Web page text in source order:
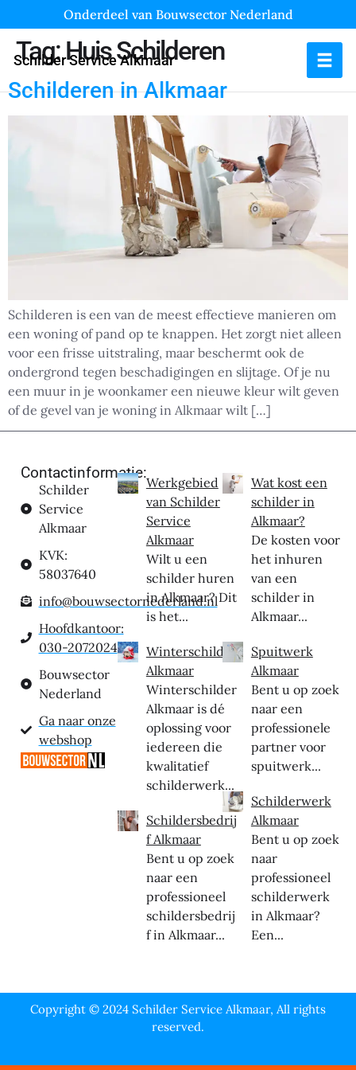
Onderdeel van Bouwsector Nederland
Schilder Service Alkmaar
Tag:Huis Schilderen
Schilderen in Alkmaar
Schilderen is een van de meest effectieve manieren om
een woning of pand op te knappen. Het zorgt niet alleen
voor een frisse uitstraling, maar beschermt ook de
ondergrond tegen beschadigingen en slijtage. Of je nu
een muur in je woonkamer een nieuwe kleur wilt geven
of de gevel van je woning in Alkmaar wilt […]
Contactinformatie:
Schilder
Service
Alkmaar
KVK:
58037640
info@bouwsectornederland.nl
Hoofdkantoor:
030-2072024
Bouwsector
Nederland
Ga naar onze
webshop
Werkgebied
van Schilder
Service
Alkmaar
Wilt u een
schilder huren
in Alkmaar? Dit
is het...
Winterschilder
Alkmaar
Winterschilder
Alkmaar is dé
oplossing voor
iedereen die
kwalitatief
schilderwerk...
Schildersbedrij
f Alkmaar
Bent u op zoek
naar een
professioneel
schildersbedrij
f in Alkmaar...
Wat kost een
schilder in
Alkmaar?
De kosten voor
het inhuren
van een
schilder in
Alkmaar...
Spuitwerk
Alkmaar
Bent u op zoek
naar een
professionele
partner voor
spuitwerk...
Schilderwerk
Alkmaar
Bent u op zoek
naar
professioneel
schilderwerk
in Alkmaar?
Een...
Copyright © 2024 Schilder Service Alkmaar, All rights
reserved.